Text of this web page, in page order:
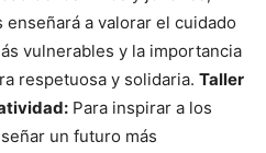
a valorar el cuidado
vulnerables y la importancia
respetuosa y solidaria. Taller
Para inspirar a los
un futuro más